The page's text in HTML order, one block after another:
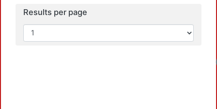
Results per page